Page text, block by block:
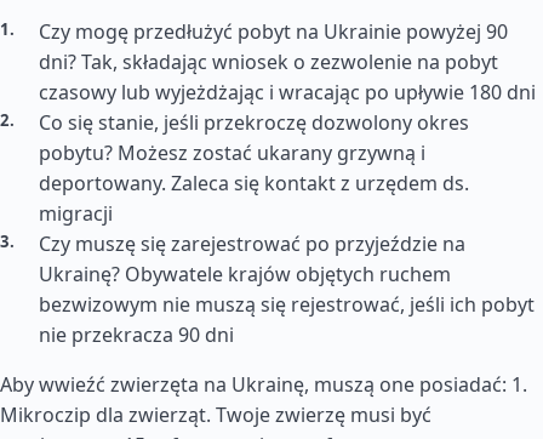
Czy mogę przedłużyć pobyt na Ukrainie powyżej 90
dni? Tak, składając wniosek o zezwolenie na pobyt
czasowy lub wyjeżdżając i wracając po upływie 180 dni
Co się stanie, jeśli przekroczę dozwolony okres
pobytu? Możesz zostać ukarany grzywną i
deportowany. Zaleca się kontakt z urzędem ds.
migracji
Czy muszę się zarejestrować po przyjeździe na
Ukrainę? Obywatele krajów objętych ruchem
bezwizowym nie muszą się rejestrować, jeśli ich pobyt
nie przekracza 90 dni
Aby wwieźć zwierzęta na Ukrainę, muszą one posiadać: 1.
Mikroczip dla zwierząt. Twoje zwierzę musi być